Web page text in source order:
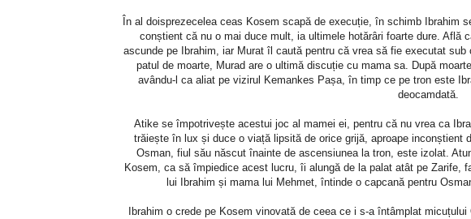
În al doisprezecelea ceas Kosem scapă de execuție, în schimb Ibrahim
conștient că nu o mai duce mult, ia ultimele hotărâri foarte dure. Află
ascunde pe Ibrahim, iar Murat îl caută pentru că vrea să fie executat
patul de moarte, Murad are o ultimă discuție cu mama sa. După
avându-l ca aliat pe vizirul Kemankes Pașa, în timp ce pe tron este
deocamdată.
Atike se împotrivește acestui joc al mamei ei, pentru că nu vrea ca
trăiește în lux și duce o viață lipsită de orice grijă, aproape inconștient
Osman, fiul său născut înainte de ascensiunea la tron, este izolat.
Kosem, ca să împiedice acest lucru, îi alungă de la palat atât pe Zarife,
lui Ibrahim și mama lui Mehmet, întinde o capcană pentru
Ibrahim o crede pe Kosem vinovată de ceea ce i s-a întâmplat